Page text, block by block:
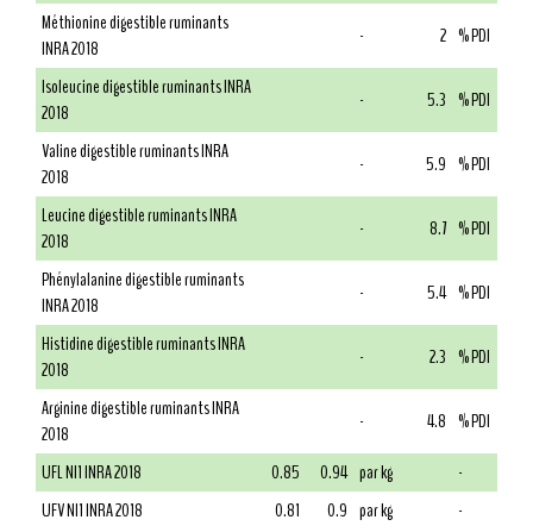
Méthionine digestible ruminants
INRA 2018
- 2 % PDI
Isoleucine digestible ruminants INRA
2018
- 5.3 % PDI
Valine digestible ruminants INRA
2018
- 5.9 % PDI
Leucine digestible ruminants INRA
2018
- 8.7 % PDI
Phénylalanine digestible ruminants
INRA 2018
- 5.4 % PDI
Histidine digestible ruminants INRA
2018
- 2.3 % PDI
Arginine digestible ruminants INRA
2018
- 4.8 % PDI
UFL NI1 INRA 2018
0.85 0.94 par kg
-
UFV NI1 INRA 2018
0.81 0.9 par kg
-